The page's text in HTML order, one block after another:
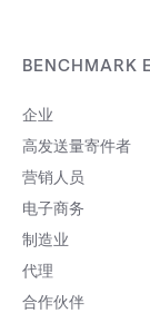
BENCHMARK
企业
高发送量寄件者
营销人员
电子商务
制造业
代理
合作伙伴